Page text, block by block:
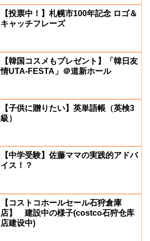
【投票中！】札幌市100年記念 ロゴ＆
キャッチフレーズ
【韓国コスメもプレゼント】「韓日友
情UTA-FESTA」＠道新ホール
【子供に贈りたい】英単語帳（英検3
級）
【中学受験】佐藤ママの実践的アドバ
イス！？
【コストコホールセール石狩倉庫
店】 建設中の様子(costco石狩仓库
店建设中)